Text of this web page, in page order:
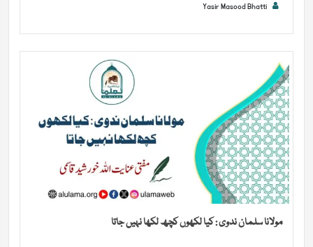
Yasir Masood Bhatti
مولانا سلمان ندوی : کیا لکھوں کچھ لکھا نہیں جاتا